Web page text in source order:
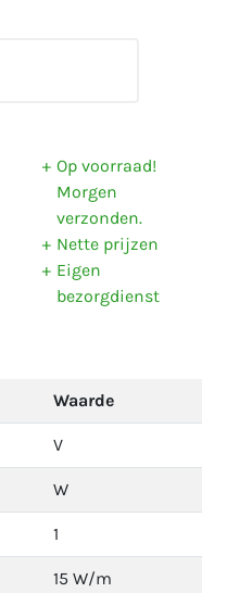
Op voorraad!
Morgen
verzonden.
Nette prijzen
Eigen
bezorgdienst
Waarde
V
W
1
15 W/m